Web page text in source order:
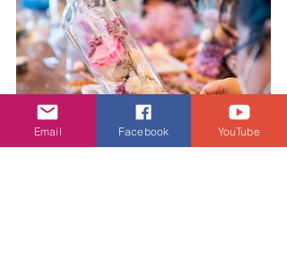
Email Facebook YouTube